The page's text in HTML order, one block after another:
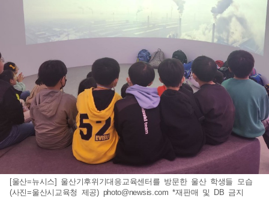
[울산=뉴시스] 울산기후위기대응교육센터를 방문한 울산 학생들 모습
(사진=울산시교육청 제공) photo@newsis.com *재판매 및 DB 금지